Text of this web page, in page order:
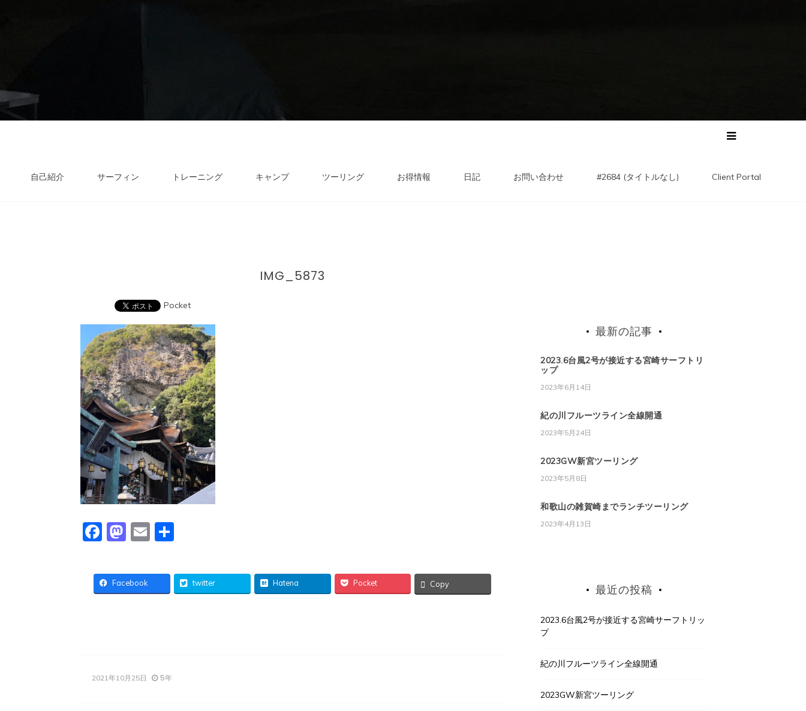
自己紹介 サーフィン トレーニング キャンプ ツーリング お得情報 日記 お問い合わせ #2684 (タイトルなし) Client Portal
IMG_5873
Pocket
Facebook
Mastodon
Email
Facebook twitter Hatena Pocket Copy
2021年10月25日 5年
最新の記事
2023.6台風2号が接近する宮崎サーフトリ
ップ
2023年6月14日
紀の川フルーツライン全線開通
2023年5月24日
2023GW新宮ツーリング
2023年5月8日
和歌山の雑賀崎までランチツーリング
2023年4月13日
最近の投稿
2023.6台風2号が接近する宮崎サーフトリッ
プ
紀の川フルーツライン全線開通
2023GW新宮ツーリング